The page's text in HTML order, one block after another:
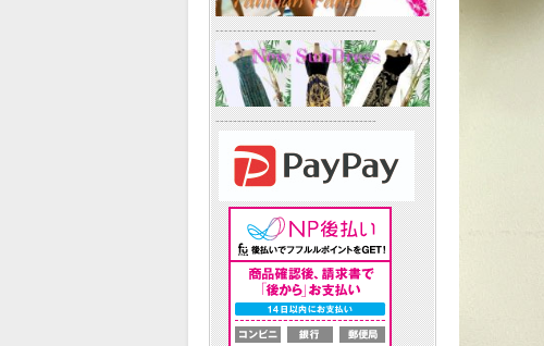
-------------------------------------
-------------------------------------